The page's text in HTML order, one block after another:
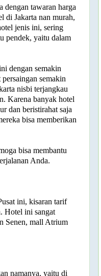
dengan tawaran harga
di Jakarta nan murah,
jenis ini, sering
pendek, yaitu dalam
dengan semakin
semakin
nisbi terjangkau
Karena banyak hotel
dan beristirahat saja
bisa memberikan
bisa membantu
Anda.
ini, kisaran tarif
Hotel ini sangat
Senen, mall Atrium
namanya, yaitu di